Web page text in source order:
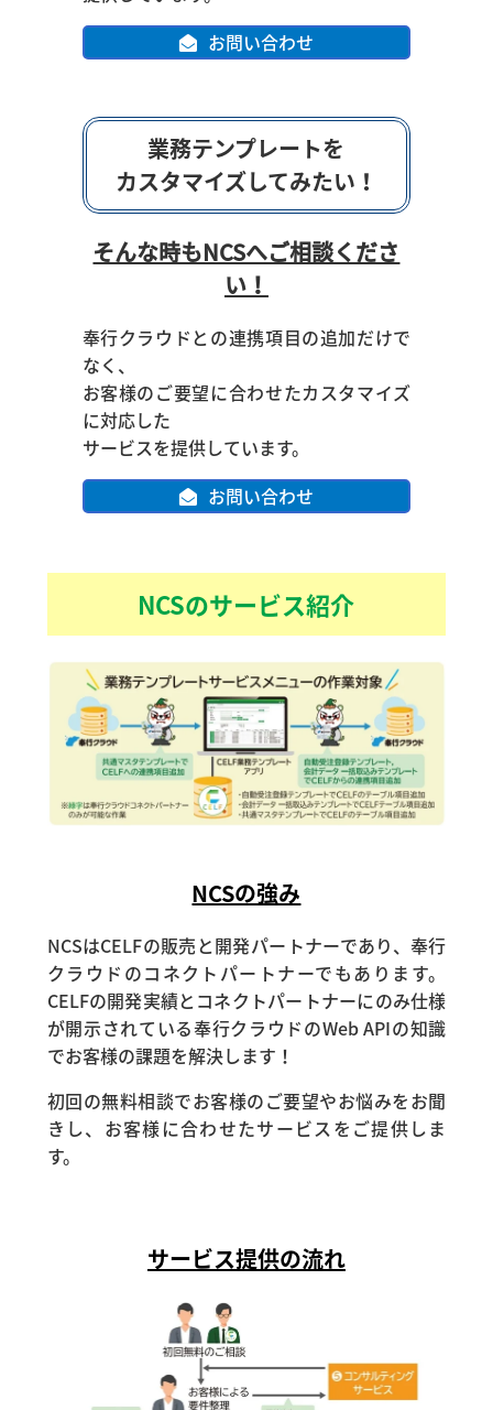
お問い合わせ
業務テンプレートを
カスタマイズしてみたい！
そんな時もNCSへご相談くださ
い！
奉行クラウドとの連携項目の追加だけで
なく、
お客様のご要望に合わせたカスタマイズ
に対応した
サービスを提供しています。
お問い合わせ
NCSのサービス紹介
NCSの強み
NCSはCELFの販売と開発パートナーであり、奉行
クラウドのコネクトパートナーでもあります。
CELFの開発実績とコネクトパートナーにのみ仕様
が開示されている奉行クラウドのWeb APIの知識
でお客様の課題を解決します！
初回の無料相談でお客様のご要望やお悩みをお聞
きし、お客様に合わせたサービスをご提供しま
す。
サービス提供の流れ